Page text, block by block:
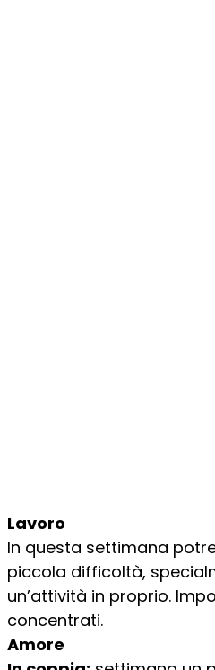
Lavoro
In questa settimana
piccola difficoltà,
un’attività in proprio.
concentrati.
Amore